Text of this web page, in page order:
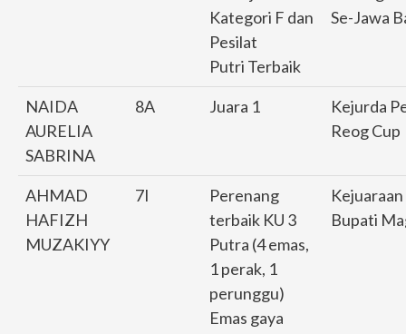
Kategori F dan
Pesilat
Putri Terbaik
Se-Jawa
NAIDA
AURELIA
SABRINA
8A Juara 1
Kejurda
Reog Cup
AHMAD
HAFIZH
MUZAKIYY
7I
Perenang
terbaik KU 3
Putra (4 emas,
1 perak, 1
perunggu)
Emas gaya
Bupati